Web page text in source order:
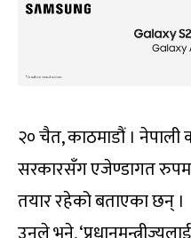
२० चैत, काठमाडौं ।
सरकारसँग एजेण्डागत रुपमा
तयार रहेको बताएका छन् ।